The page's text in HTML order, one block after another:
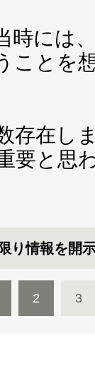
時には
ことを
存在し
要と思
り情報を開
2 3